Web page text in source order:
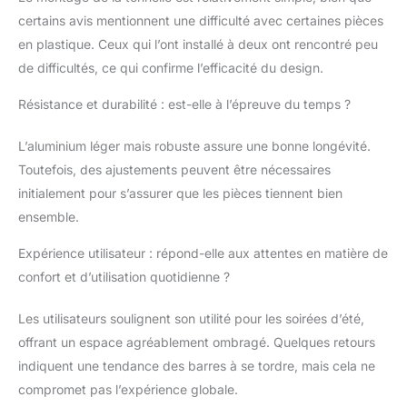
certains avis mentionnent une difficulté avec certaines pièces
en plastique. Ceux qui l’ont installé à deux ont rencontré peu
de difficultés, ce qui confirme l’efficacité du design.
Résistance et durabilité : est-elle à l’épreuve du temps ?
L’aluminium léger mais robuste assure une bonne longévité.
Toutefois, des ajustements peuvent être nécessaires
initialement pour s’assurer que les pièces tiennent bien
ensemble.
Expérience utilisateur : répond-elle aux attentes en matière de
confort et d’utilisation quotidienne ?
Les utilisateurs soulignent son utilité pour les soirées d’été,
offrant un espace agréablement ombragé. Quelques retours
indiquent une tendance des barres à se tordre, mais cela ne
compromet pas l’expérience globale.